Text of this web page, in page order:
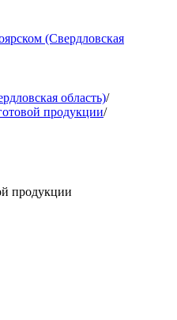
(Свердловская
область)/
продукции/
продукции